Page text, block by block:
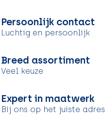
Persoonlijk contact
Luchtig en persoonlijk
Breed assortiment
Veel keuze
Expert in maatwerk
Bij ons op het juiste adres